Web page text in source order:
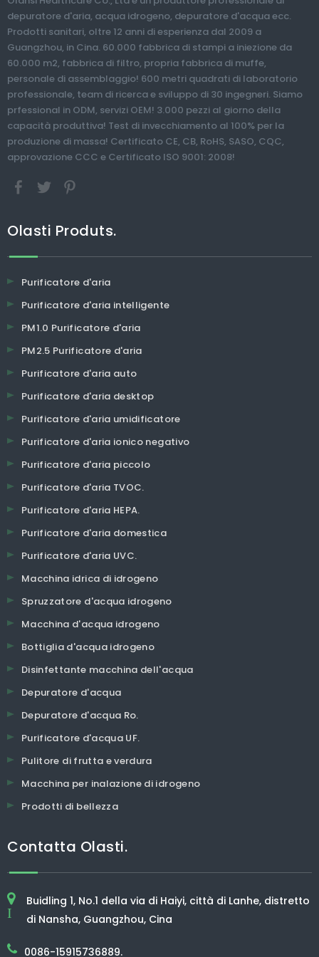
protegge da virus e batteri
Se usati correttamente, i filtri dell'aria arancioni
possono aiutare a ridurre gli inquinanti
inversa
del
depuratore
dell'acqua
del
depuratore
dell'acqua
della
macchina
alcalina
400GPD
400GPD
K03
con
rilascio
di
ioni
negativi
e
umidificatore
H13
HEPA
con
sensore
Giappone
PM2.5
display
per
sala
fumo
RO
Filtro
dell'acqua
Depuratore
d'acqua
alcalina
4
Stage
Smart
Portable
Purificatore
d'acqua
da
cucina
sodio
di
Olasti
Homeuse
Generatore
di
ipoclorito
di
sodio
dell'acqua
dell'Acqua
dell'Acqua
dell'HOCL
dell'Acqua
dell'Acqua
dell'Acqua
dell'Acqua
dell'Acqua
UV
depuratore d'aria, acqua idrogeno, depuratore d'acqua ecc.
Prodotti sanitari, oltre 12 anni di esperienza dal 2009 a
Guangzhou, in Cina. 60.000 fabbrica di stampi a iniezione da
60.000 m2, fabbrica di filtro, propria fabbrica di muffe,
personale di assemblaggio! 600 metri quadrati di laboratorio
professionale, team di ricerca e sviluppo di 30 ingegneri. Siamo
prfessional in ODM, servizi OEM! 3.000 pezzi al giorno della
capacità produttiva! Test di invecchiamento al 100% per la
produzione di massa! Certificato CE, CB, RoHS, SASO, CQC,
approvazione CCC e Certificato ISO 9001: 2008!
Olasti Produts.
Purificatore d'aria
Purificatore d'aria intelligente
PM1.0 Purificatore d'aria
PM2.5 Purificatore d'aria
Purificatore d'aria auto
Purificatore d'aria desktop
Purificatore d'aria umidificatore
Purificatore d'aria ionico negativo
Purificatore d'aria piccolo
Purificatore d'aria TVOC.
Purificatore d'aria HEPA.
Purificatore d'aria domestica
Purificatore d'aria UVC.
Macchina idrica di idrogeno
Spruzzatore d'acqua idrogeno
Macchina d'acqua idrogeno
Bottiglia d'acqua idrogeno
Disinfettante macchina dell'acqua
Depuratore d'acqua
Depuratore d'acqua Ro.
Purificatore d'acqua UF.
Pulitore di frutta e verdura
Macchina per inalazione di idrogeno
Prodotti di bellezza
Contatta Olasti.
I
Buidling 1, No.1 della via di Haiyi, città di Lanhe, distretto
di Nansha, Guangzhou, Cina
0086-15915736889.